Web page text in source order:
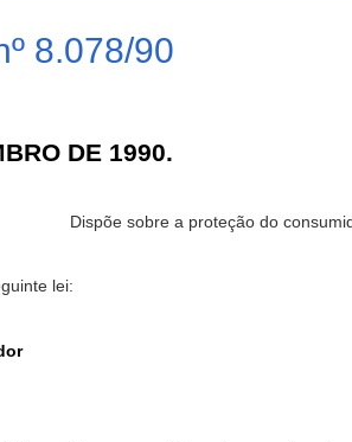
8.078/90
DE 1990.
Dispõe sobre a proteção do
lei: